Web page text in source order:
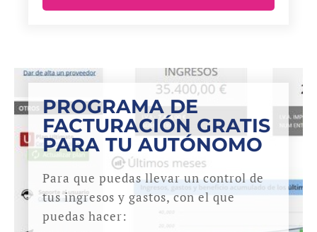
PROGRAMA DE
FACTURACIÓN GRATIS
PARA TU AUTÓNOMO
Para que puedas llevar un control de
tus ingresos y gastos, con el que
puedas hacer: